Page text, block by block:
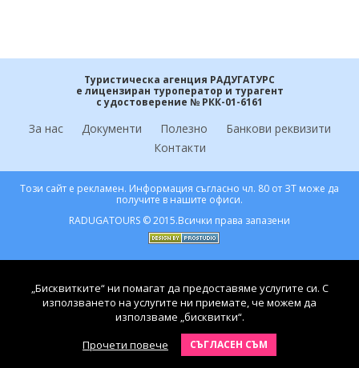
Туристическа агенция РАДУГАТУРС
е лицензиран туроператор и турагент
с удостоверение № РКК-01-6161
За нас Документи Полезно
Банкови реквизити
Контакти
Този сайт е рекламен. Информация съгласно чл. 80 от ЗТ може да
получите в нашите офиси.
RADUGATOURS © 2015.Всички права запазени
„Бисквитките“ ни помагат да предоставяме услугите си. С
използването на услугите ни приемате, че можем да
използваме „бисквитки“.
Прочети повече
СЪГЛАСЕН СЪМ